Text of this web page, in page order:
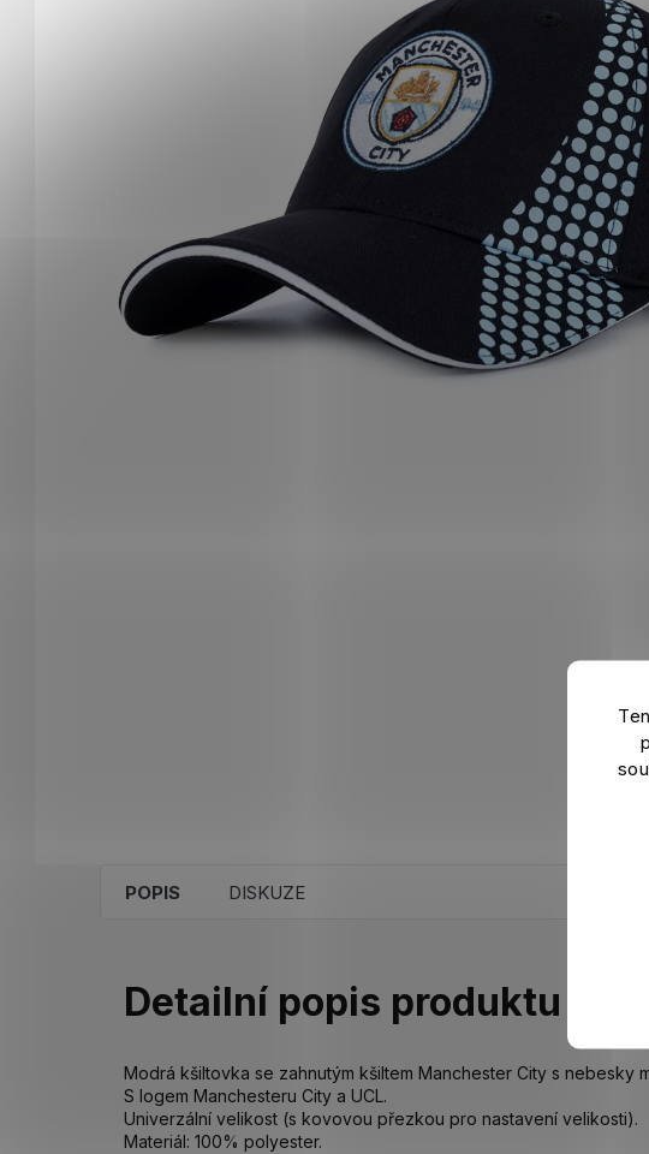
POPIS DISKUZE
Detailní popis produktu
Modrá kšiltovka se zahnutým kšiltem Manchester City s nebesky
S logem Manchesteru City a UCL.
Univerzální velikost (s kovovou přezkou pro nastavení velikosti).
Materiál: 100% polyester.